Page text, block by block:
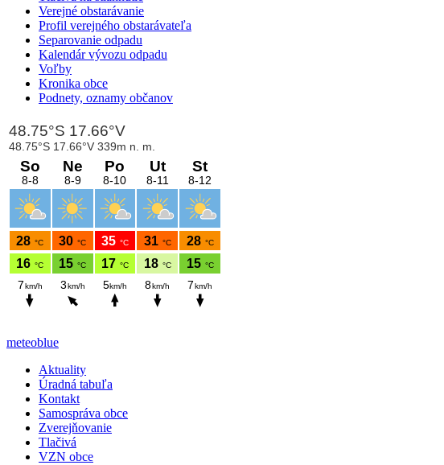
Verejné obstarávanie
Profil verejného obstarávateľa
Separovanie odpadu
Kalendár vývozu odpadu
Voľby
Kronika obce
Podnety, oznamy občanov
meteoblue
Aktuality
Úradná tabuľa
Kontakt
Samospráva obce
Zverejňovanie
Tlačivá
VZN obce